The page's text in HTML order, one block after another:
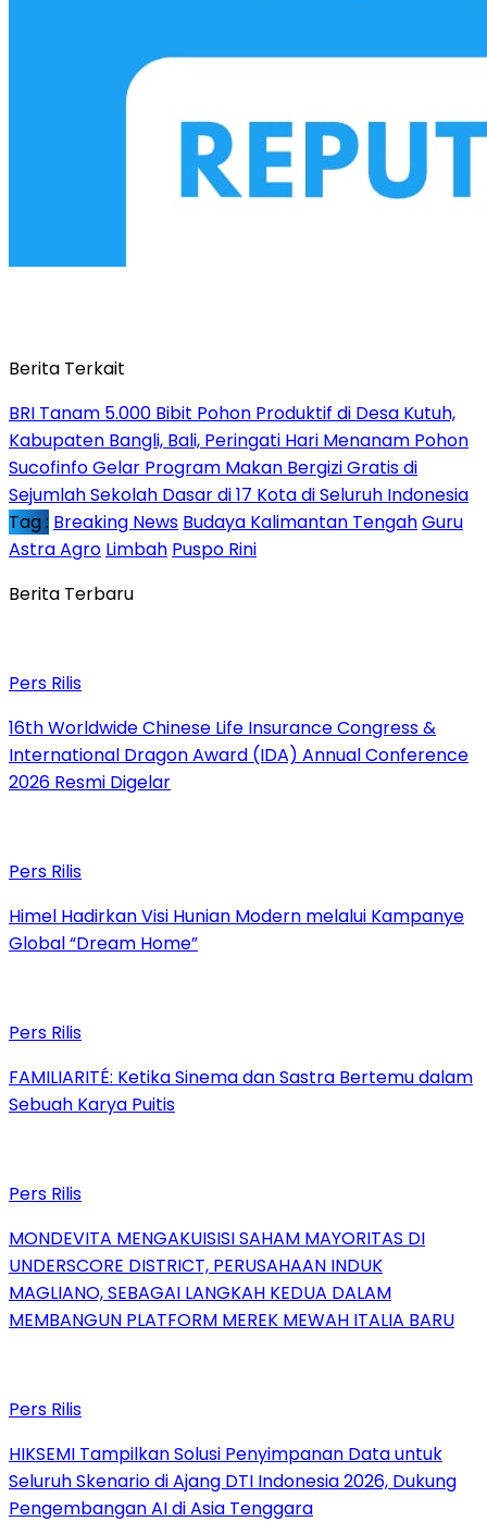
Berita Terkait
BRI Tanam 5.000 Bibit Pohon Produktif di Desa Kutuh,
Kabupaten Bangli, Bali, Peringati Hari Menanam Pohon
Sucofinfo Gelar Program Makan Bergizi Gratis di
Sejumlah Sekolah Dasar di 17 Kota di Seluruh Indonesia
Tag : Breaking News Budaya Kalimantan TengahGuru
Astra Agro Limbah Puspo Rini
Berita Terbaru
Pers Rilis
16th Worldwide Chinese Life Insurance Congress &
International Dragon Award (IDA) Annual Conference
2026 Resmi Digelar
Pers Rilis
Himel Hadirkan Visi Hunian Modern melalui Kampanye
Global “Dream Home”
Pers Rilis
FAMILIARITÉ: Ketika Sinema dan Sastra Bertemu dalam
Sebuah Karya Puitis
Pers Rilis
MONDEVITA MENGAKUISISI SAHAM MAYORITAS DI
UNDERSCORE DISTRICT, PERUSAHAAN INDUK
MAGLIANO, SEBAGAI LANGKAH KEDUA DALAM
MEMBANGUN PLATFORM MEREK MEWAH ITALIA BARU
Pers Rilis
HIKSEMI Tampilkan Solusi Penyimpanan Data untuk
Seluruh Skenario di Ajang DTI Indonesia 2026, Dukung
Pengembangan AI di Asia Tenggara